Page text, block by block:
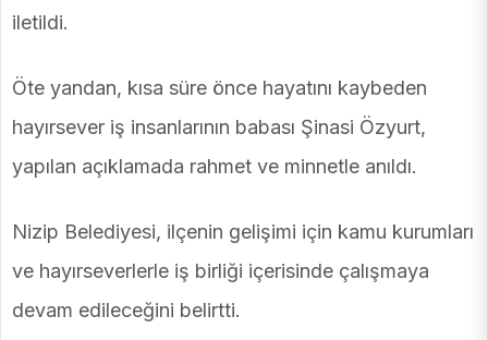
iletildi.
Öte yandan, kısa süre önce hayatını kaybeden
hayırsever iş insanlarının babası Şinasi Özyurt,
yapılan açıklamada rahmet ve minnetle anıldı.
Nizip Belediyesi, ilçenin gelişimi için kamu kurumları
ve hayırseverlerle iş birliği içerisinde çalışmaya
devam edileceğini belirtti.